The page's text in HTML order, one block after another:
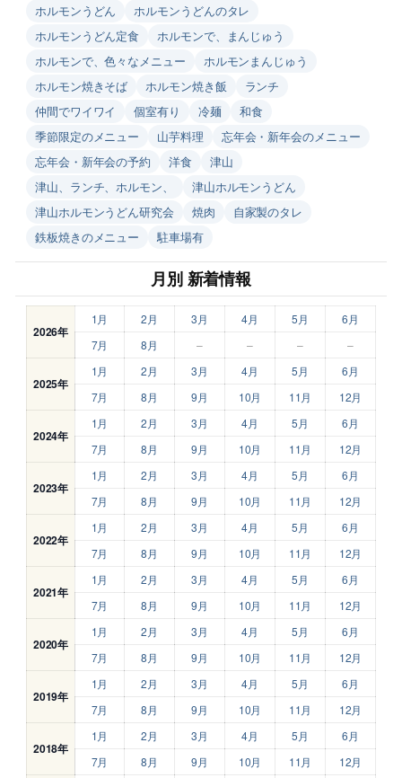
ホルモンうどん
ホルモンうどんのタレ
ホルモンうどん定食
ホルモンで、まんじゅう
ホルモンで、色々なメニュー
ホルモンまんじゅう
ホルモン焼きそば
ホルモン焼き飯
ランチ
仲間でワイワイ
個室有り 冷麺
和食
季節限定のメニュー
山芋料理
忘年会・新年会のメニュー
忘年会・新年会の予約
洋食
津山
津山、ランチ、ホルモン、
津山ホルモンうどん
津山ホルモンうどん研究会
焼肉
自家製のタレ
鉄板焼きのメニュー
駐車場有
月別 新着情報
2026年
1月 2月 3月 4月 5月
6月
7月
8月 – – – –
2025年
1月 2月 3月 4月 5月
6月
7月
8月 9月 10月 11月 12月
2024年
1月 2月 3月 4月 5月
6月
7月
8月 9月 10月 11月 12月
2023年
1月 2月 3月 4月 5月
6月
7月
8月 9月 10月 11月 12月
2022年
1月 2月 3月 4月 5月
6月
7月
8月 9月 10月 11月 12月
2021年
1月 2月 3月 4月 5月
6月
7月
8月 9月 10月 11月 12月
2020年
1月 2月 3月 4月 5月
6月
7月
8月 9月 10月 11月 12月
2019年
1月 2月 3月 4月 5月
6月
7月
8月 9月 10月 11月 12月
2018年
1月 2月 3月 4月 5月
6月
7月
8月 9月 10月 11月 12月